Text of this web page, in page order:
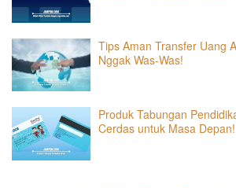
Tips Aman Transfer Uang
Nggak Was-Was!
Produk Tabungan
Cerdas untuk Masa Depan!